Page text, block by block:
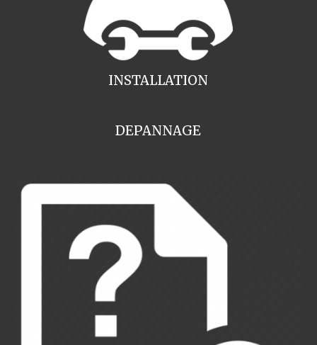
INSTALLATION
DEPANNAGE